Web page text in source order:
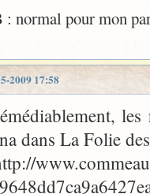
: normal pour mon
2009 17:58
dans La Folie